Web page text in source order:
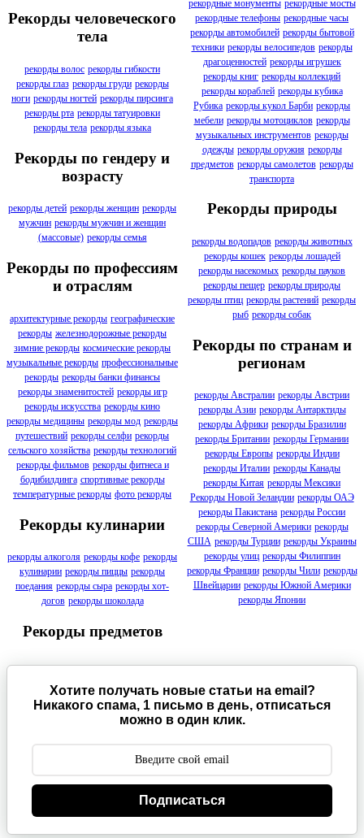
Рекорды человеческого
тела
рекорды волос рекорды гибкости
рекорды глаз рекорды груди рекорды
ноги рекорды ногтей рекорды пирсинга
рекорды рта рекорды татуировки
рекорды тела рекорды языка
Рекорды по гендеру и
возрасту
рекорды детей рекорды женщин рекорды
мужчин рекорды мужчин и женщин
(массовые) рекорды семья
Рекорды по профессиям
и отраслям
архитектурные рекорды географические
рекорды железнодорожные рекорды
зимние рекорды космические рекорды
музыкальные рекорды профессиональные
рекорды рекорды банки финансы
рекорды знаменитостей рекорды игр
рекорды искусства рекорды кино
рекорды медицины рекорды мод рекорды
путешествий рекорды селфи рекорды
сельского хозяйства рекорды технологий
рекорды фильмов рекорды фитнеса и
бодибилдинга спортивные рекорды
температурные рекорды фото рекорды
Рекорды кулинарии
рекорды алкоголя рекорды кофе рекорды
кулинарии рекорды пиццы рекорды
поедания рекорды сыра рекорды хот-
догов рекорды шоколада
Рекорды предметов
рекордные монументы рекордные мосты
рекордные телефоны рекордные часы
рекорды автомобилей рекорды бытовой
техники рекорды велосипедов рекорды
драгоценностей рекорды игрушек
рекорды книг рекорды коллекций
рекорды кораблей рекорды кубика
Рубика рекорды кукол Барби рекорды
мебели рекорды мотоциклов рекорды
музыкальных инструментов рекорды
одежды рекорды оружия рекорды
предметов рекорды самолетов рекорды
транспорта
Рекорды природы
рекорды водопадов рекорды животных
рекорды кошек рекорды лошадей
рекорды насекомых рекорды пауков
рекорды пещер рекорды природы
рекорды птиц рекорды растений рекорды
рыб рекорды собак
Рекорды по странам и
регионам
рекорды Австралии рекорды Австрии
рекорды Азии рекорды Антарктиды
рекорды Африки рекорды Бразилии
рекорды Британии рекорды Германии
рекорды Европы рекорды Индии
рекорды Италии рекорды Канады
рекорды Китая рекорды Мексики
Рекорды Новой Зеландии рекорды ОАЭ
рекорды Пакистана рекорды России
рекорды Северной Америки рекорды
США рекорды Турции рекорды Украины
рекорды улиц рекорды Филиппин
рекорды Франции рекорды Чили рекорды
Швейцарии рекорды Южной Америки
рекорды Японии
Хотите получать новые статьи на email?
Никакого спама, 1 письмо в день, отписаться
можно в один клик.
Подписаться